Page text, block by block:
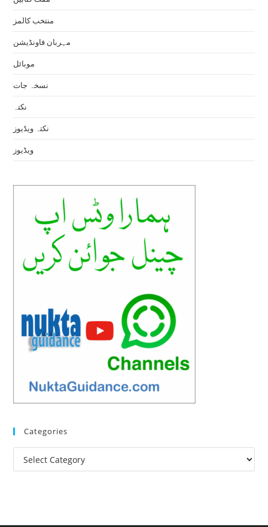
منتخب کالمز
مہربان فاونڈیشن
موبائل
نسخہ جات
نکتہ
نکتہ ویڈیوز
ویڈیوز
Categories
Categories